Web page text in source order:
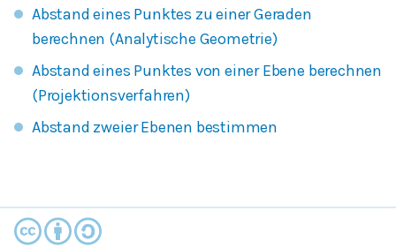
Abstand eines Punktes zu einer Geraden
berechnen (Analytische Geometrie)
Abstand eines Punktes von einer Ebene berechnen
(Projektionsverfahren)
Abstand zweier Ebenen bestimmen